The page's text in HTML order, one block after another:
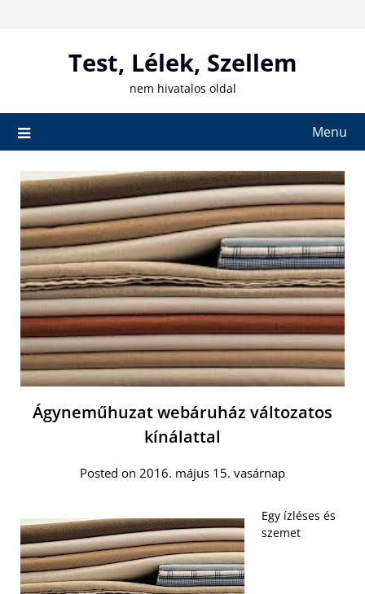
Test, Lélek, Szellem
nem hivatalos oldal
Menu
Ágyneműhuzat webáruház változatos
kínálattal
Posted on 2016. május 15. vasárnap
Egy ízléses és
szemet